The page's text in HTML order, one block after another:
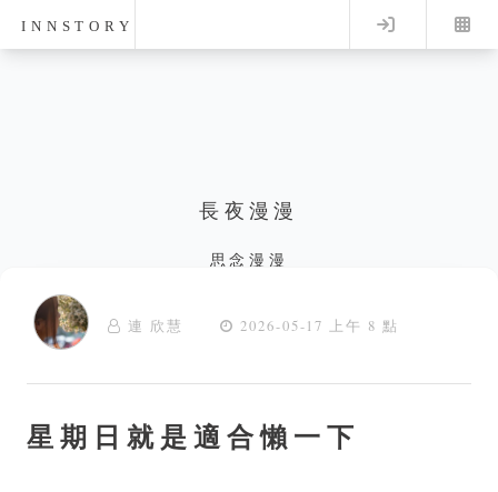
INNSTORY Log in
長夜漫漫
思念漫漫
連 欣慧 2026-05-17 上午 8 點
星期日就是適合懶一下